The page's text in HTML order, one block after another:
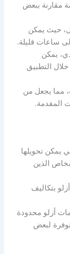
مقارنة ببعض
حيث يمكن
ساعات قليلة.
يمكن
التطبيق
مما يجعل من
المقدمة.
يمكن تحويلها
الذين
بتكاليف
أزلو محدودة
لبعض